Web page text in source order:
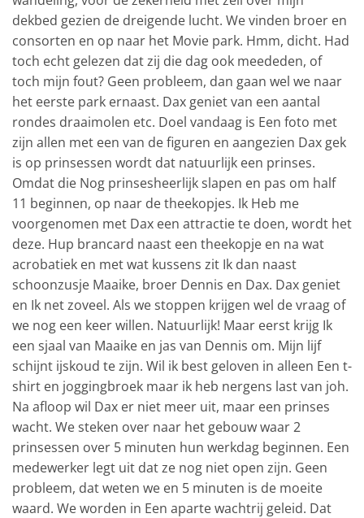
dekbed gezien de dreigende lucht. We vinden broer en
consorten en op naar het Movie park. Hmm, dicht. Had
toch echt gelezen dat zij die dag ook meededen, of
toch mijn fout? Geen probleem, dan gaan wel we naar
het eerste park ernaast. Dax geniet van een aantal
rondes draaimolen etc. Doel vandaag is Een foto met
zijn allen met een van de figuren en aangezien Dax gek
is op prinsessen wordt dat natuurlijk een prinses.
Omdat die Nog prinsesheerlijk slapen en pas om half
11 beginnen, op naar de theekopjes. Ik Heb me
voorgenomen met Dax een attractie te doen, wordt het
deze. Hup brancard naast een theekopje en na wat
acrobatiek en met wat kussens zit Ik dan naast
schoonzusje Maaike, broer Dennis en Dax. Dax geniet
en Ik net zoveel. Als we stoppen krijgen wel de vraag of
we nog een keer willen. Natuurlijk! Maar eerst krijg Ik
een sjaal van Maaike en jas van Dennis om. Mijn lijf
schijnt ijskoud te zijn. Wil ik best geloven in alleen Een t-
shirt en joggingbroek maar ik heb nergens last van joh.
Na afloop wil Dax er niet meer uit, maar een prinses
wacht. We steken over naar het gebouw waar 2
prinsessen over 5 minuten hun werkdag beginnen. Een
medewerker legt uit dat ze nog niet open zijn. Geen
probleem, dat weten we en 5 minuten is de moeite
waard. We worden in Een aparte wachtrij geleid. Dat